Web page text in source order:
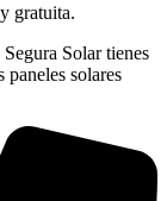
gratuita.
Solar tienes
paneles solares